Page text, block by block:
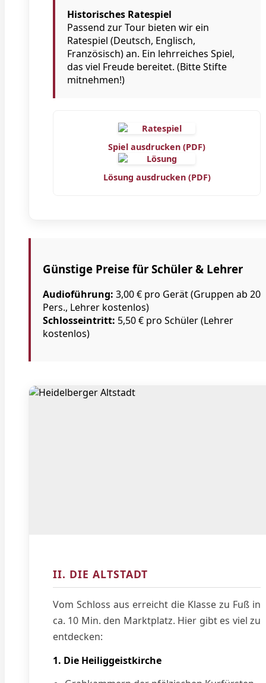
Historisches Ratespiel
Passend zur Tour bieten wir ein
Ratespiel (Deutsch, Englisch,
Französisch) an. Ein lehrreiches Spiel,
das viel Freude bereitet. (Bitte Stifte
mitnehmen!)
Spiel ausdrucken (PDF)
Lösung ausdrucken (PDF)
Günstige Preise für Schüler & Lehrer
Audioführung: 3,00 € pro Gerät (Gruppen ab 20
Pers., Lehrer kostenlos)
Schlosseintritt: 5,50 € pro Schüler (Lehrer
kostenlos)
II. DIE ALTSTADT
Vom Schloss aus erreicht die Klasse zu Fuß in
ca. 10 Min. den Marktplatz. Hier gibt es viel zu
entdecken:
1. Die Heiliggeistkirche